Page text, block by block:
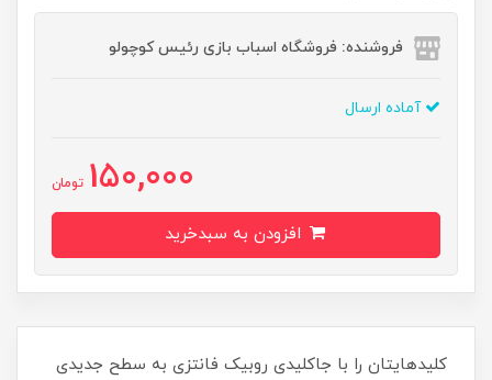
فروشنده: فروشگاه اسباب بازی رئیس کوچولو
آماده ارسال
150,000 تومان
کلیدهایتان را با جاکلیدی روبیک فانتزی به سطح جدیدی